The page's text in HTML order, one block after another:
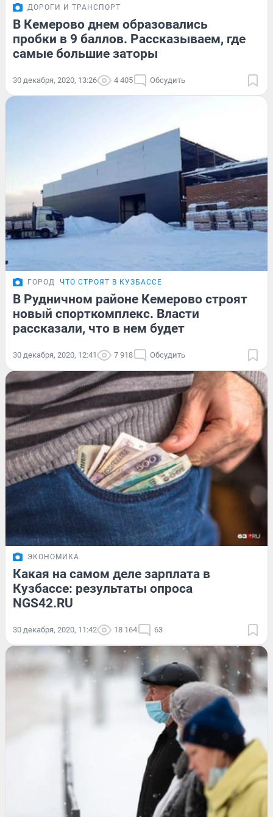
ДОРОГИ И ТРАНСПОРТ
В Кемерово днем образовались
пробки в 9 баллов. Рассказываем, где
самые большие заторы
30 декабря, 2020, 13:26 4 405 Обсудить
ГОРОД ЧТО СТРОЯТ В КУЗБАССЕ
В Рудничном районе Кемерово строят
новый спорткомплекс. Власти
рассказали, что в нем будет
30 декабря, 2020, 12:41 7 918 Обсудить
ЭКОНОМИКА
Какая на самом деле зарплата в
Кузбассе: результаты опроса
NGS42.RU
30 декабря, 2020, 11:42 18 164 63